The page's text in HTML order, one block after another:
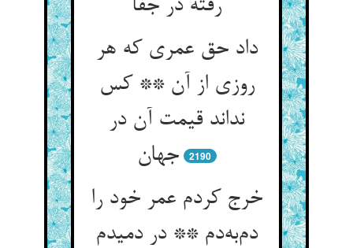
رفته در جفا
داد حق عمری که هر
روزی از آن ** کس
نداند قیمت آن در
جهان‌‌
2190
خرج کردم عمر خود را
دم‌‌به‌‌دم ** در دمیدم